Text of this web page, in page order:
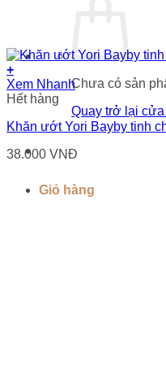
Chưa có sản
Quay trở lại cửa
Giỏ hàng
+
Xem Nhanh
Hết hàng
Khăn ướt Yori Bayby tinh
38.000 VNĐ